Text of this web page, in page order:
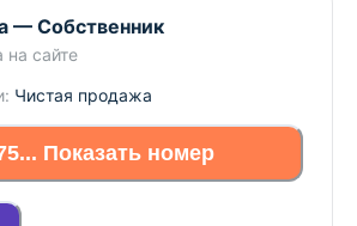
— Собственник
на сайте
Чистая продажа
Показать номер